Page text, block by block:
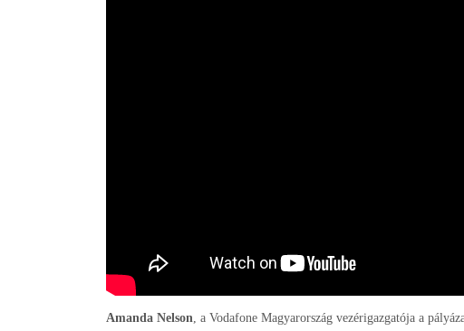
Amanda Nelson , a Vodafone Magyarország vezérigazgatója a